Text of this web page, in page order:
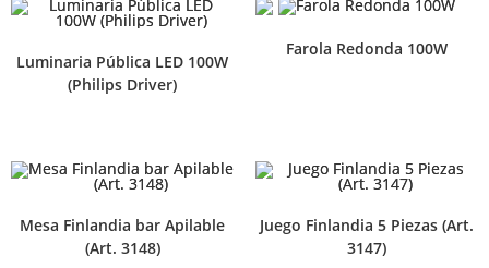
Luminaria Pública LED 100W
(Philips Driver)
Farola Redonda 100W
Mesa Finlandia bar Apilable
(Art. 3148)
Juego Finlandia 5 Piezas (Art.
3147)